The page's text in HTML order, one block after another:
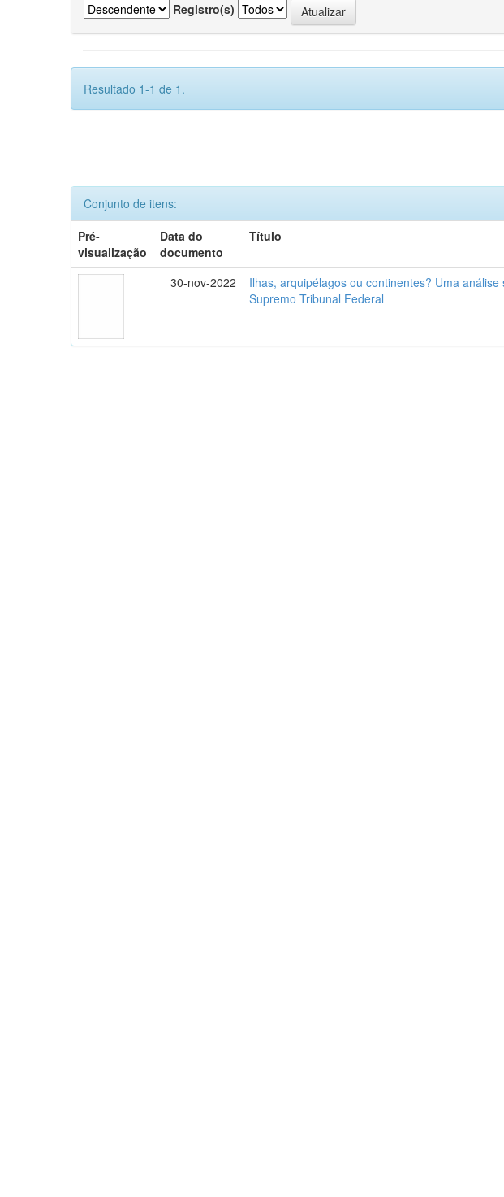
Registro(s)
Resultado 1-1 de 1.
Conjunto de itens:
Pré-
visualização
Data do
documento
Título
30-nov-2022
Ilhas, arquipélagos ou continentes? Uma
Supremo Tribunal Federal